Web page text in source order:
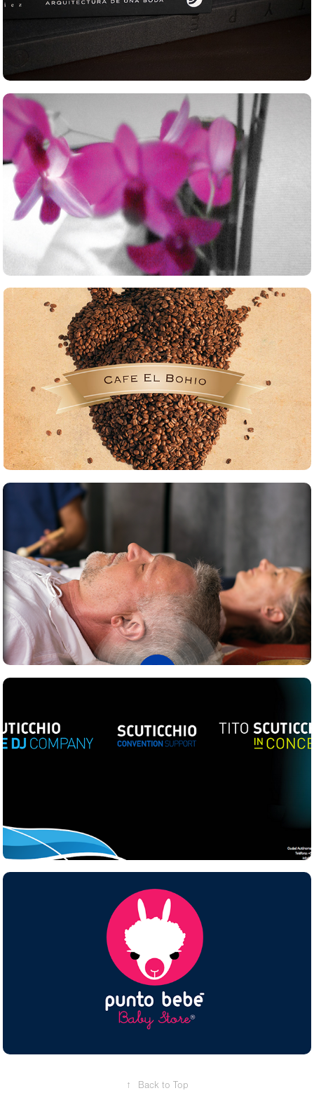
Caesar Park Buenos Aires
Café El Bohio
Vibro Centro
Punto Bebé baby store
↑ Back to Top